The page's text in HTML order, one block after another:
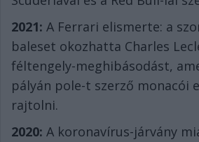
2021: A Ferrari elismerte: a
baleset okozhatta Charles
féltengely-meghibásodást,
pályán pole-t szerző monacói
rajtolni.
2020: A koronavírus-járvány